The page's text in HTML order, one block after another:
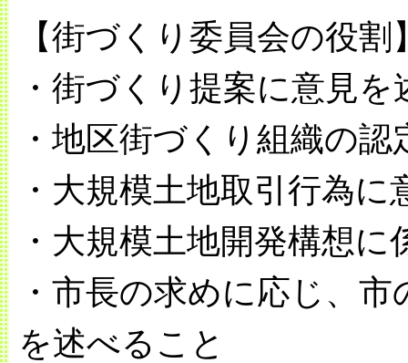
【街づくり委員会の役割
・街づくり提案に意見
・地区街づくり組織の
・大規模土地取引行為
・大規模土地開発構想
・市長の求めに応じ、
を述べること